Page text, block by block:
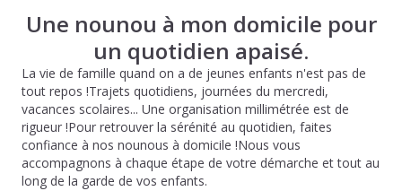
Une nounou à mon domicile pour
un quotidien apaisé.
La vie de famille quand on a de jeunes enfants n'est pas de
tout repos !Trajets quotidiens, journées du mercredi,
vacances scolaires... Une organisation millimétrée est de
rigueur !Pour retrouver la sérénité au quotidien, faites
confiance à nos nounous à domicile !Nous vous
accompagnons à chaque étape de votre démarche et tout au
long de la garde de vos enfants.